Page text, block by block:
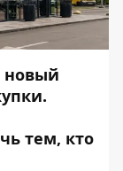
новый
тем, кто